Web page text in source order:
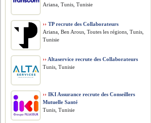
Ariana, Tunis, Tunisie
›› TP recrute des Collaborateurs
Ariana, Ben Arous, Toutes les régions, Tunis,
Tunisie
›› Altaservice recrute des Collaborateurs
Tunis, Tunisie
›› IKI Assurance recrute des Conseillers
Mutuelle Santé
Tunis, Tunisie